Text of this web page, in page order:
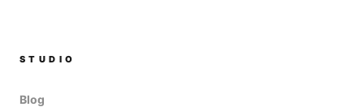
STUDIO
Blog